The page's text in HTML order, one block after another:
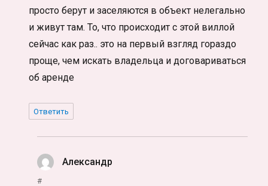
просто берут и заселяются в объект нелегально
и живут там. То, что происходит с этой виллой
сейчас как раз.. это на первый взгляд гораздо
проще, чем искать владельца и договариваться
об аренде
Ответить
Александр
#